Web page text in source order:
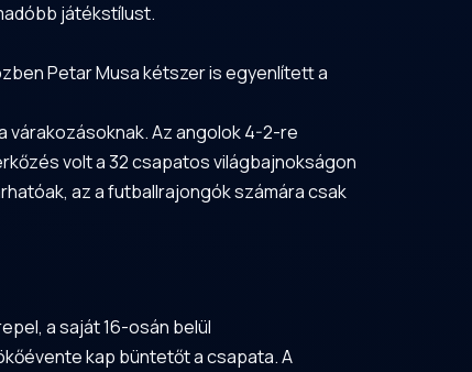
játékstílust.
Petar Musa kétszer is egyenlített a
Az angolok 4-2-re
volt a 32 csapatos világbajnokságon
az a futballrajongók számára csak
a saját 16-osán belül
kap büntetőt a csapata. A